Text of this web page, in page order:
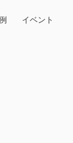
イベント